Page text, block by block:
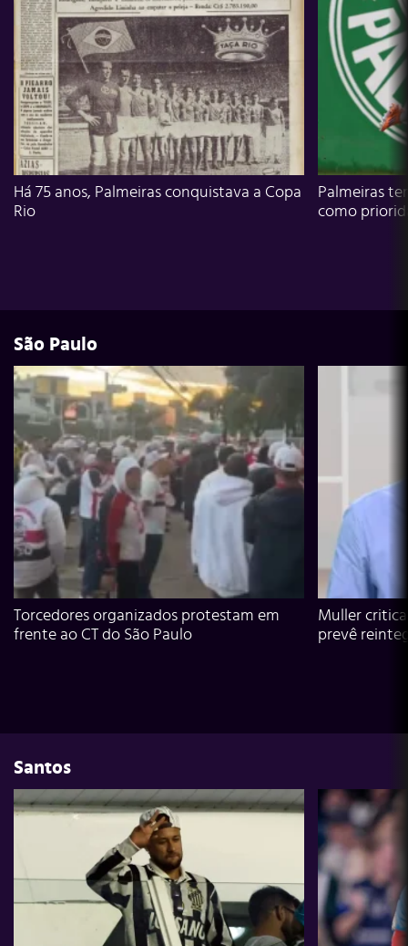
Há 75 anos, Palmeiras conquistava a Copa
Rio
Palmeiras
como
São Paulo
Torcedores organizados protestam em
frente ao CT do São Paulo
Muller
prevê
Santos